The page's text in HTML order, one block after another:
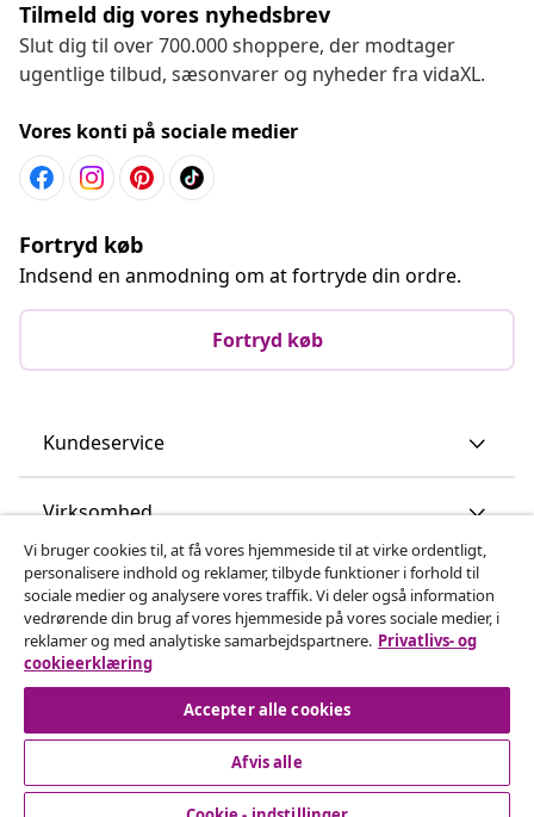
Tilmeld dig vores nyhedsbrev
Slut dig til over 700.000 shoppere, der modtager
ugentlige tilbud, sæsonvarer og nyheder fra vidaXL.
Vores konti på sociale medier
Fortryd køb
Indsend en anmodning om at fortryde din ordre.
Fortryd køb
Kundeservice
Virksomhed
vidaXL
Opdag mere
Vi bruger cookies til, at få vores hjemmeside til at virke ordentligt,
personalisere indhold og reklamer, tilbyde funktioner i forhold til
sociale medier og analysere vores traffik. Vi deler også information
vedrørende din brug af vores hjemmeside på vores sociale medier, i
reklamer og med analytiske samarbejdspartnere. Privatlivs- og
cookieerklæring
Accepter alle cookies
Afvis alle